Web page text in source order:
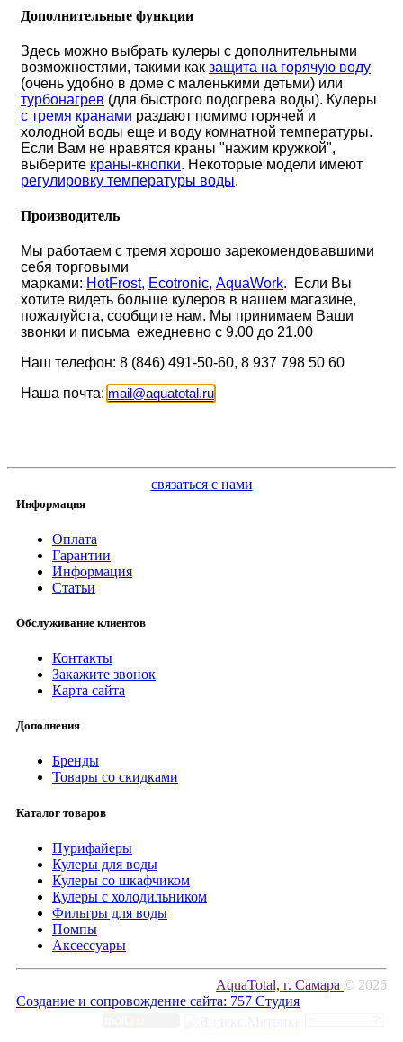
Дополнительные функции
Здесь можно выбрать кулеры с дополнительными
возможностями, такими как защита на горячую воду
(очень удобно в доме с маленькими детьми) или
турбонагрев (для быстрого подогрева воды). Кулеры
с тремя кранами раздают помимо горячей и
холодной воды еще и воду комнатной температуры.
Если Вам не нравятся краны "нажим кружкой",
выберите краны-кнопки. Некоторые модели имеют
регулировку температуры воды.
Производитель
Мы работаем с тремя хорошо зарекомендовавшими
себя торговыми
марками: HotFrost, Ecotronic, AquaWork. Если Вы
хотите видеть больше кулеров в нашем магазине,
пожалуйста, сообщите нам. Мы принимаем Ваши
звонки и письма ежедневно с 9.00 до 21.00
Наш телефон: 8 (846) 491-50-60, 8 937 798 50 60
Наша почта: mail@aquatotal.ru
связаться с нами
Информация
Оплата
Гарантии
Информация
Статьи
Обслуживание клиентов
Контакты
Закажите звонок
Карта сайта
Дополнения
Бренды
Товары со скидками
Каталог товаров
Пурифайеры
Кулеры для воды
Кулеры со шкафчиком
Кулеры с холодильником
Фильтры для воды
Помпы
Аксессуары
AquaTotal, г. Самара © 2026
Создание и сопровождение сайта: 757 Студия